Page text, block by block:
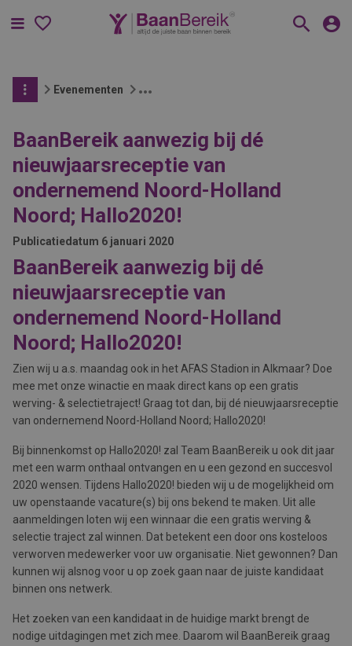
Menu
Evenementen
BaanBereik aanwezig bij dé
nieuwjaarsreceptie van
ondernemend Noord-Holland
Noord; Hallo2020!
Publicatiedatum 6 januari 2020
BaanBereik aanwezig bij dé
nieuwjaarsreceptie van
ondernemend Noord-Holland
Noord; Hallo2020!
Zien wij u a.s. maandag ook in het AFAS Stadion in Alkmaar? Doe
mee met onze winactie en maak direct kans op een gratis
werving- & selectietraject! Graag tot dan, bij dé nieuwjaarsreceptie
van ondernemend Noord-Holland Noord; Hallo2020!
Bij binnenkomst op Hallo2020! zal Team BaanBereik u ook dit jaar
met een warm onthaal ontvangen en u een gezond en succesvol
2020 wensen. Tijdens Hallo2020! bieden wij u de mogelijkheid om
uw openstaande vacature(s) bij ons bekend te maken. Uit alle
aanmeldingen loten wij een winnaar die een gratis werving &
selectie traject zal winnen. Dat betekent een door ons kosteloos
verworven medewerker voor uw organisatie. Niet gewonnen? Dan
kunnen wij alsnog voor u op zoek gaan naar de juiste kandidaat
binnen ons netwerk.
Het zoeken van een kandidaat in de huidige markt brengt de
nodige uitdagingen met zich mee. Daarom wil BaanBereik graag